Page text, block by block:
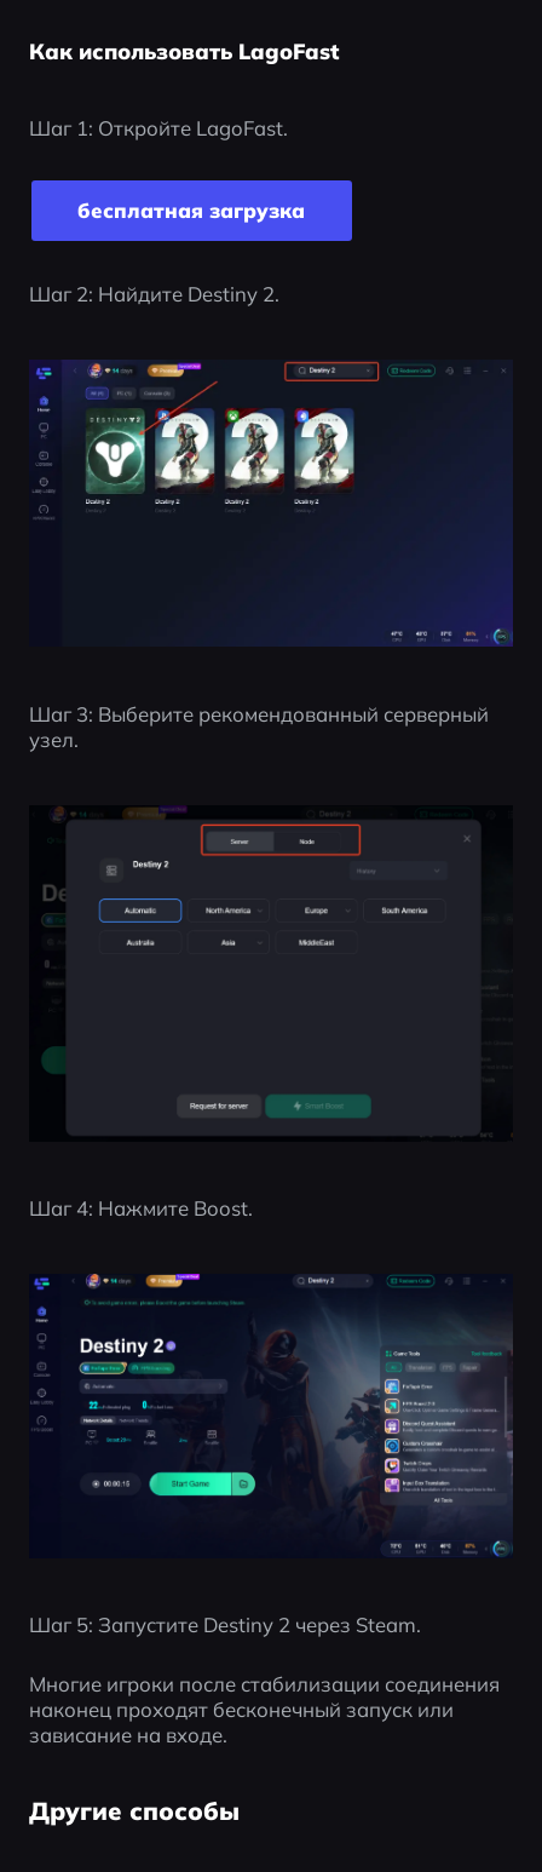
Как использовать LagoFast
Шаг 1: Откройте LagoFast.
бесплатная загрузка
Шаг 2: Найдите Destiny 2.
Шаг 3: Выберите рекомендованный серверный
узел.
Шаг 4: Нажмите Boost.
Шаг 5: Запустите Destiny 2 через Steam.
Многие игроки после стабилизации соединения
наконец проходят бесконечный запуск или
зависание на входе.
Другие способы